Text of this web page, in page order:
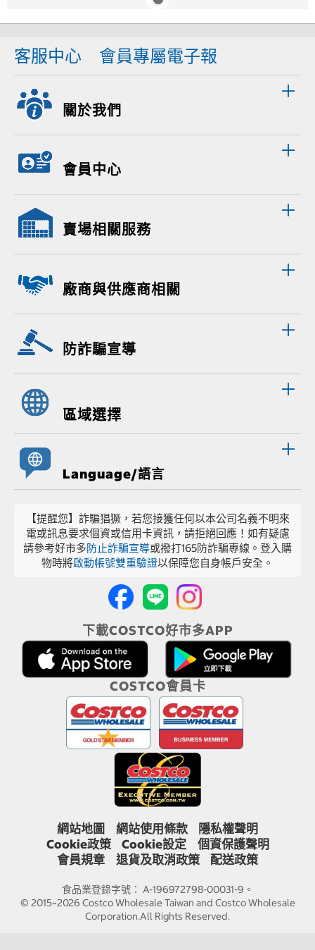
客服中心 會員專屬電子報
關於我們
會員中心
賣場相關服務
廠商與供應商相關
防詐騙宣導
區域選擇
Language/語言
【提醒您】詐騙猖獗，若您接獲任何以本公司名義不明來
電或訊息要求個資或信用卡資訊，請拒絕回應！如有疑慮
請參考好市多防止詐騙宣導或撥打165防詐騙專線。登入購
物時將啟動帳號雙重驗證以保障您自身帳戶安全。
下載COSTCO好市多APP
COSTCO會員卡
網站地圖 網站使用條款
隱私權聲明
Cookie政策
Cookie設定
個資保護聲明
會員規章
退貨及取消政策 配送政策
食品業登錄字號： A-196972798-00031-9。
© 2015~2026 Costco Wholesale Taiwan and Costco Wholesale
Corporation.All Rights Reserved.